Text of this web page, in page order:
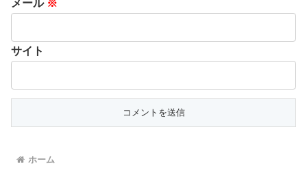
メール ※
サイト
ホーム